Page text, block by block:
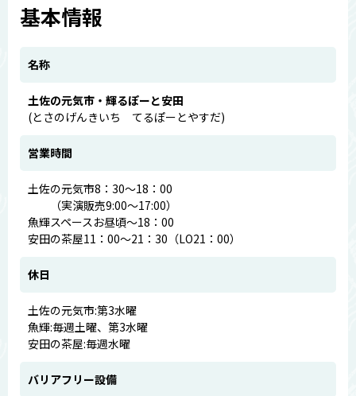
基本情報
名称
土佐の元気市・輝るぽーと安田
(とさのげんきいち てるぽーとやすだ)
営業時間
土佐の元気市8：30～18：00
（実演販売9:00～17:00）
魚輝スペースお昼頃～18：00
安田の茶屋11：00～21：30（LO21：00）
休日
土佐の元気市:第3水曜
魚輝:毎週土曜、第3水曜
安田の茶屋:毎週水曜
バリアフリー設備